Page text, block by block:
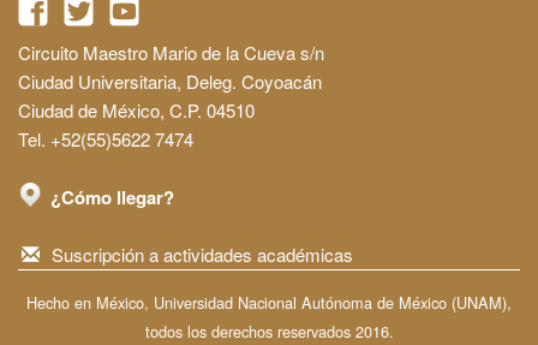
Circuito Maestro Mario de la Cueva s/n
Ciudad Universitaria, Deleg. Coyoacán
Ciudad de México, C.P. 04510
Tel. +52(55)5622 7474
¿Cómo llegar?
Suscripción a actividades académicas
Hecho en México, Universidad Nacional Autónoma de México (UNAM),
todos los derechos reservados 2016.